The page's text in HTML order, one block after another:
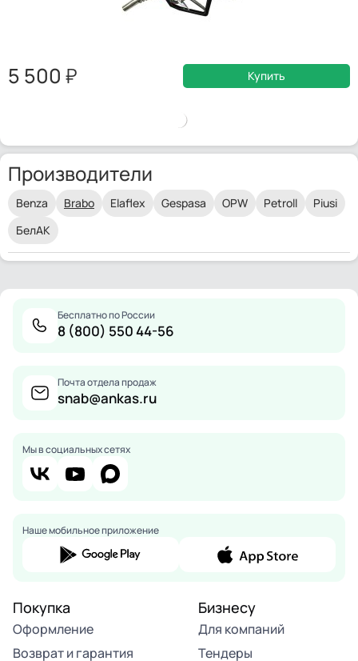
5 500 Купить
Производители
Benza Brabo Elaflex Gespasa OPW Petroll
Piusi
БелАК
Бесплатно по России
8 (800) 550 44-56
Почта отдела продаж
snab@ankas.ru
Мы в социальных сетях
Наше мобильное приложение
Покупка
Оформление
Возврат и гарантия
Бизнесу
Для компаний
Тендеры